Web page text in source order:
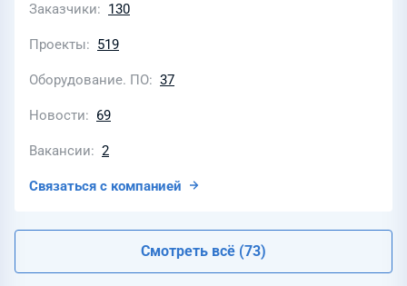
Заказчики 130
Проекты 519
Оборудование. ПО 37
Новости 69
Вакансии 2
Связаться с компанией
Смотреть всё (73)